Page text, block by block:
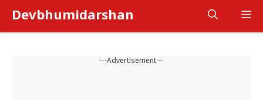
content
Devbhumidarshan
---Advertisement---